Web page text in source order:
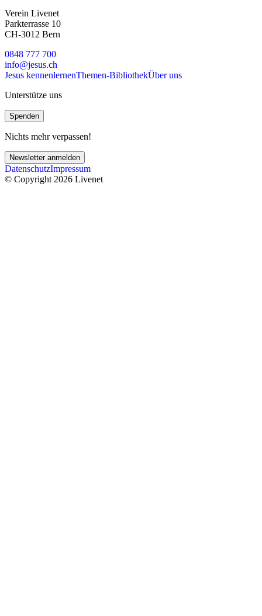
Verein Livenet
Parkterrasse 10
CH-3012 Bern
0848 777 700
info@jesus.ch
Jesus kennenlernenThemen-BibliothekÜber uns
Unterstütze uns
Spenden
Nichts mehr verpassen!
Newsletter anmelden
DatenschutzImpressum
© Copyright 2026 Livenet